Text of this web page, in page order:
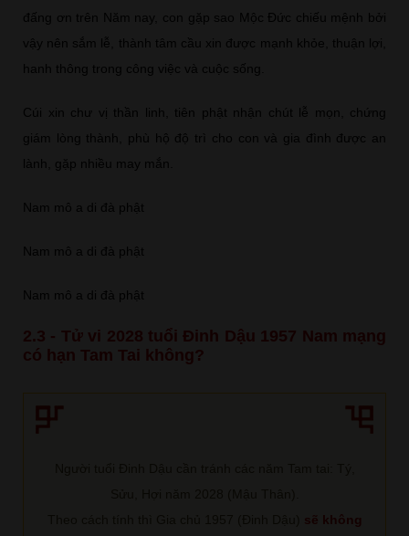
đấng ơn trên Năm nay, con gặp sao Mộc Đức chiếu mệnh bởi
vậy nên sắm lễ, thành tâm cầu xin được mạnh khỏe, thuận lợi,
hanh thông trong công việc và cuộc sống.
Cúi xin chư vị thần linh, tiên phật nhận chút lễ mọn, chứng
giám lòng thành, phù hộ độ trì cho con và gia đình được an
lành, gặp nhiều may mắn.
Nam mô a di đà phật
Nam mô a di đà phật
Nam mô a di đà phật
2.3 - Tử vi 2028 tuổi Đinh Dậu 1957 Nam mạng
có hạn Tam Tai không?
sẽ không